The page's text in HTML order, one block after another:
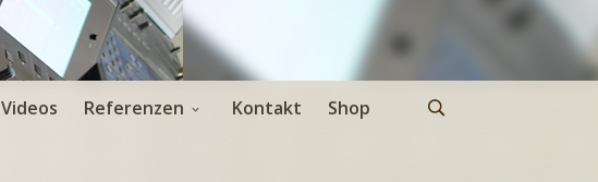
Videos Referenzen Kontakt Shop